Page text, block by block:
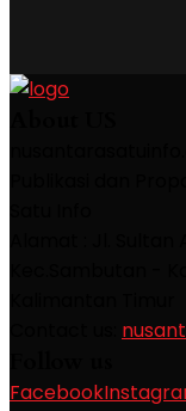
Facebook